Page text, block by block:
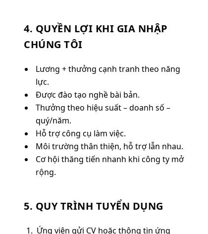
4. QUYỀN LỢI KHI GIA NHẬP
CHÚNG TÔI
Lương + thưởng cạnh tranh theo năng
lực.
Được đào tạo nghề bài bản.
Thưởng theo hiệu suất – doanh số –
quý/năm.
Hỗ trợ công cụ làm việc.
Môi trường thân thiện, hỗ trợ lẫn nhau.
Cơ hội thăng tiến nhanh khi công ty mở
rộng.
5. QUY TRÌNH TUYỂN DỤNG
Ứng viên gửi CV hoặc thông tin ứng